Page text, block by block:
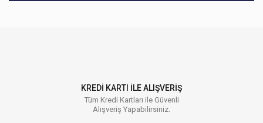
KREDİ KARTI İLE ALIŞVERİŞ
Tüm Kredi Kartları ile Güvenli
Alışveriş Yapabilirsiniz.